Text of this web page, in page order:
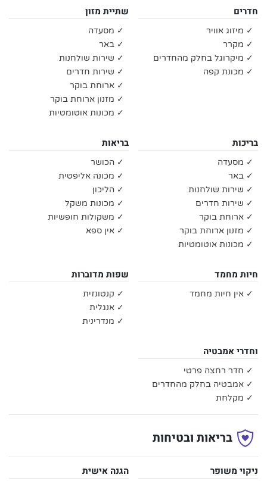
חדרים
✓ מיזוג אוויר
✓ מקרר
✓ מיקרוגל בחלק מהחדרים
✓ מכונת קפה
שתיית מזון
✓ מסעדה
✓ באר
✓ שירות שולחנות
✓ שירות חדרים
✓ ארוחת בוקר
✓ מזנון ארוחת בוקר
✓ מכונות אוטומטיות
בריכות
✓ מסעדה
✓ באר
✓ שירות שולחנות
✓ שירות חדרים
✓ ארוחת בוקר
✓ מזנון ארוחת בוקר
✓ מכונות אוטומטיות
בריאות
✓ הכושר
✓ מכונה אליפטית
✓ הליכון
✓ מכונות משקל
✓ משקולות חופשיות
✓ אין ספא
חיות מחמד
✓ אין חיות מחמד
שפות מדוברות
✓ קנטונזית
✓ אנגלית
✓ מנדרינית
וחדרי אמבטיה
✓ חדר רחצה פרטי
✓ אמבטיה בחלק מהחדרים
✓ מקלחת
בריאות ובטיחות
ניקוי משופר הגנה אישית